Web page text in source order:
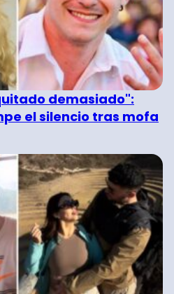
demasiado":
el silencio tras mofa